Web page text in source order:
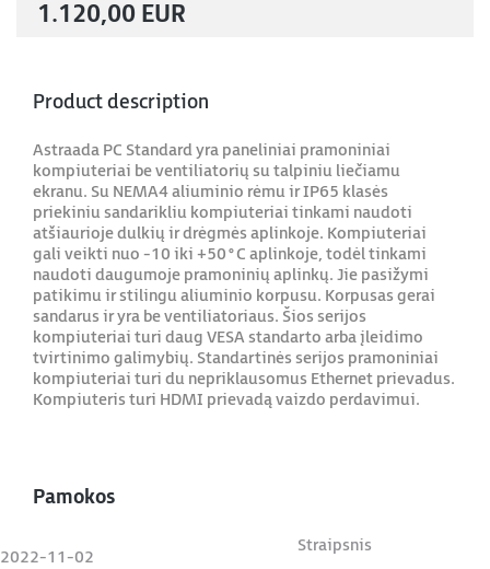
1.120,00 EUR
Product description
Astraada PC Standard yra paneliniai pramoniniai
kompiuteriai be ventiliatorių su talpiniu liečiamu
ekranu. Su NEMA4 aliuminio rėmu ir IP65 klasės
priekiniu sandarikliu kompiuteriai tinkami naudoti
atšiaurioje dulkių ir drėgmės aplinkoje. Kompiuteriai
gali veikti nuo -10 iki +50°C aplinkoje, todėl tinkami
naudoti daugumoje pramoninių aplinkų. Jie pasižymi
patikimu ir stilingu aliuminio korpusu. Korpusas gerai
sandarus ir yra be ventiliatoriaus. Šios serijos
kompiuteriai turi daug VESA standarto arba įleidimo
tvirtinimo galimybių. Standartinės serijos pramoniniai
kompiuteriai turi du nepriklausomus Ethernet prievadus.
Kompiuteris turi HDMI prievadą vaizdo perdavimui.
Pamokos
Straipsnis
2022-11-02